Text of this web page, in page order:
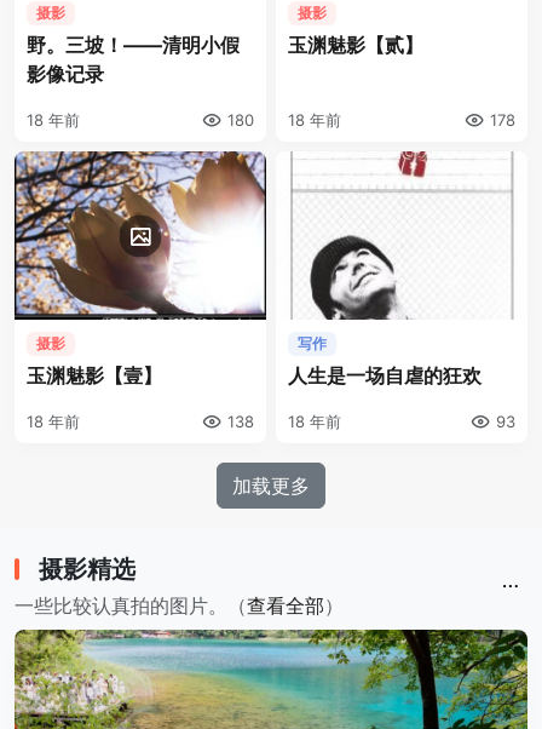
摄影
野。三坡！——清明小假
影像记录
18 年前 180
摄影
玉渊魅影【贰】
18 年前 178
摄影
玉渊魅影【壹】
18 年前 138
写作
人生是一场自虐的狂欢
18 年前 93
加载更多
摄影精选
一些比较认真拍的图片。（查看全部）